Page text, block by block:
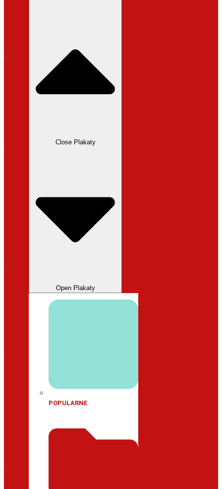
Close Plakaty
Open Plakaty
POPULARNE